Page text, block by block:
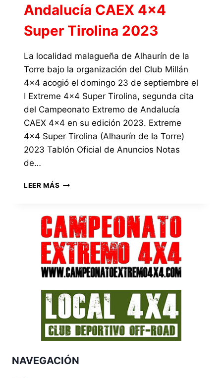
Andalucía CAEX 4×4
Super Tirolina 2023
La localidad malagueña de Alhaurín de la
Torre bajo la organización del Club Millán
4×4 acogió el domingo 23 de septiembre el
I Extreme 4×4 Super Tirolina, segunda cita
del Campeonato Extremo de Andalucía
CAEX 4×4 en su edición 2023. Extreme
4×4 Super Tirolina (Alhaurín de la Torre)
2023 Tablón Oficial de Anuncios Notas
de…
LEER MÁS CAMPEONATO
ANDALUCÍA
CAEX
4×4
SUPER
TIROLINA
2023
NAVEGACIÓN